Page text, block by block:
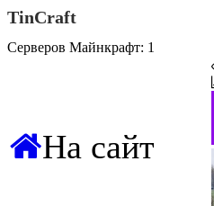
TinCraft
Серверов Майнкрафт: 1
На сайт